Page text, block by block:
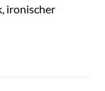
ironischer